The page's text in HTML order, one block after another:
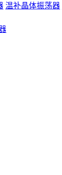
温补晶体振荡器